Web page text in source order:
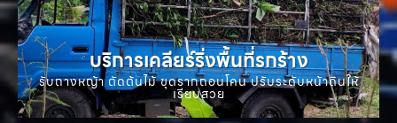
บริการเคลียร์ริ่งพื้นที่รกร้าง
รับถางหญ้า ตัดต้นไม้ ขุดรากถอนโคน ปรับระดับหน้าดินให้
เรียบสวย